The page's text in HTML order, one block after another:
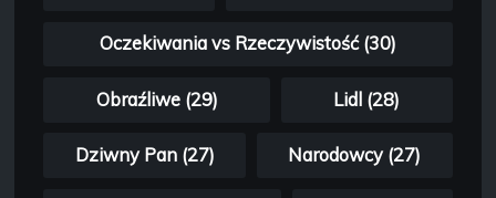
Oczekiwania vs Rzeczywistość (30)
Obraźliwe (29) Lidl (28)
Dziwny Pan (27) Narodowcy (27)